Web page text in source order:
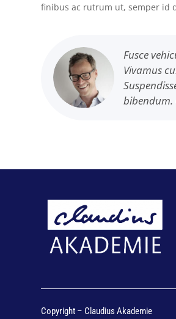
finibus ac rutrum ut, semper id
Fusce
Vivamus
bibendum.
Copyright – Claudius Akademie